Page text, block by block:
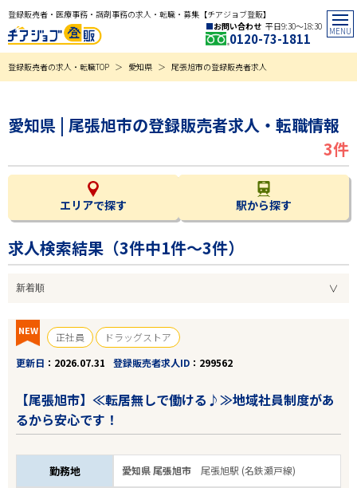
登録販売者・医療事務・調剤事務の求人・転職・募集【チアジョブ登販】
お問い合わせ 平日9:30〜18:30
0120-73-1811
登録販売者の求人・転職TOP 愛知県 尾張旭市の登録販売者求人
愛知県 | 尾張旭市の登録販売者求人・転職情報
3件
エリアで探す 駅から探す
求人検索結果（3件中1件～3件）
NEW 正社員
ドラッグストア
更新日
2026.07.31 登録販売者求人ID 299562
【尾張旭市】≪転居無しで働ける♪≫地域社員制度があ
るから安心です！
勤務地 愛知県 尾張旭市 尾張旭駅 (名鉄瀬戸線)